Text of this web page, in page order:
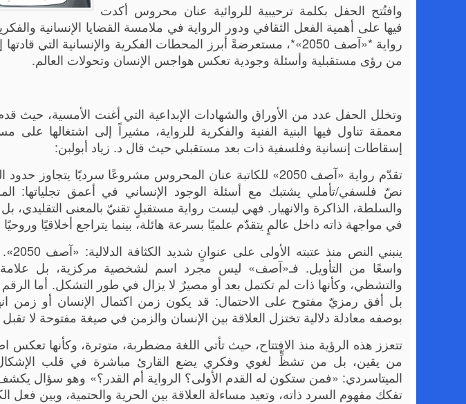
وافتُتح الحفل بكلمة ترحيبية للروائية عنان محروس أكدت
فيها على أهمية الفعل الثقافي ودور الرواية في ملامسة القضايا الإنسانية
رواية *«آصف 2050»*، مستعرضةً أبرز المحطات الفكرية والإنسانية التي
من رؤى مستقبلية وأسئلة وجودية تعكس هواجس الإنسان وتحولات العالم.
وتخلل الحفل عدد من الأوراق والشهادات الإبداعية التي أغنت الأمسية، حيث قدم
معمقة تناول فيها البنية الفنية والفكرية للرواية، مشيراً إلى اشتغالها
إسقاطات إنسانية وفلسفية ذات بعد مستقبلي حيث قال د. زياد أبولبن:
تقدّم رواية «آصف 2050» للكاتبة عنان المحروس مشروعًا سرديًا
نصّ فلسفي/تأملي يشتبك مع أسئلة الوجود الإنساني في أعمق تجلياتها:
والسلطة، الذاكرة والانهيار. فهي ليست رواية مستقبلٍ تقنيّ بالمعنى
في مواجهة ذاته داخل عالمٍ يتقدّم علميًا بسرعة هائلة، بينما يتراجع أخلاقيًا
واسعًا من التأويل. فـ«آصف» ليس مجرد اسم لشخصية مركزية، بل علامة
بل أفق رمزيّ مفتوح على الاحتمال: قد يكون زمن اكتمال الإنسان أو زمن
بوصفه معادلة دلالية تختزل العلاقة بين الإنسان والزمن في صيغة مفتوحة لا
تتعزز هذه الرؤية منذ الافتتاح، حيث تأتي اللغة مضطربة، متوترة، وكأنها تعكس
من يقين، بل من تشظٍّ لغوي وفكري يضع القارئ مباشرة في قلب الإشكال.
الميتاسردي: «فمن ستكون له القدم الأولى؟ الرواية أم القدر؟» وهو سؤال
تفكك مفهوم السرد ذاته، وتعيد مساءلة العلاقة بين الحرية والحتمية، وبين فعل